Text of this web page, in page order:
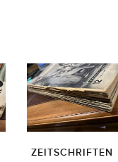
ZEITSCHRIFTEN